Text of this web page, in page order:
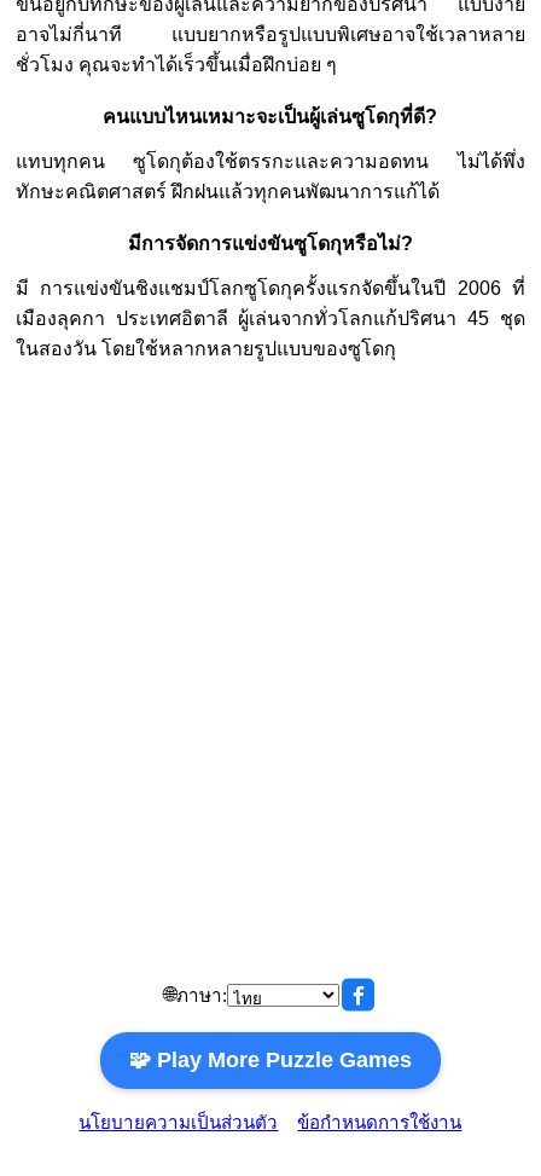
ขึ้นอยู่กับทักษะของผู้เล่นและความยากของปริศนา แบบง่าย
อาจไม่กี่นาที แบบยากหรือรูปแบบพิเศษอาจใช้เวลาหลาย
ชั่วโมง คุณจะทำได้เร็วขึ้นเมื่อฝึกบ่อย ๆ
คนแบบไหนเหมาะจะเป็นผู้เล่นซูโดกุที่ดี?
แทบทุกคน ซูโดกุต้องใช้ตรรกะและความอดทน ไม่ได้พึ่ง
ทักษะคณิตศาสตร์ ฝึกฝนแล้วทุกคนพัฒนาการแก้ได้
มีการจัดการแข่งขันซูโดกุหรือไม่?
มี การแข่งขันชิงแชมป์โลกซูโดกุครั้งแรกจัดขึ้นในปี 2006 ที่
เมืองลุคกา ประเทศอิตาลี ผู้เล่นจากทั่วโลกแก้ปริศนา 45 ชุด
ในสองวัน โดยใช้หลากหลายรูปแบบของซูโดกุ
🌐ภาษา:
🧩 Play More Puzzle Games
นโยบายความเป็นส่วนตัว ข้อกำหนดการใช้งาน